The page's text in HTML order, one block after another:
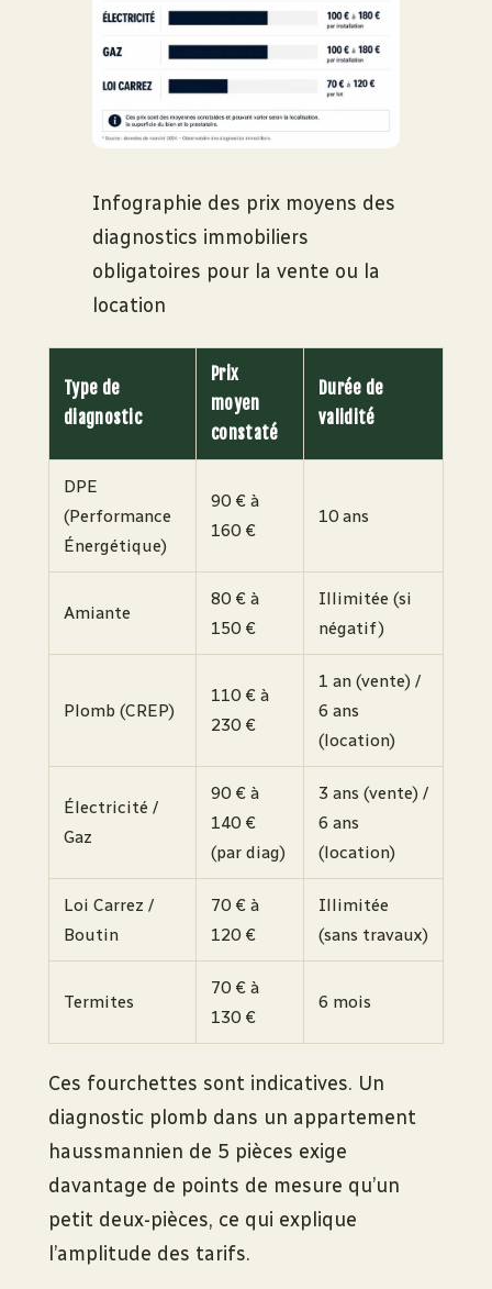
Infographie des prix moyens des
diagnostics immobiliers
obligatoires pour la vente ou la
location
Type de
diagnostic
Prix
moyen
constaté
Durée de
validité
DPE
(Performance
Énergétique)
90 € à
160 €
10 ans
Amiante
80 € à
150 €
Illimitée (si
négatif)
Plomb (CREP)
110 € à
230 €
1 an (vente) /
6 ans
(location)
Électricité /
Gaz
90 € à
140 €
(par diag)
3 ans (vente) /
6 ans
(location)
Loi Carrez /
Boutin
70 € à
120 €
Illimitée
(sans travaux)
Termites
70 € à
130 €
6 mois
Ces fourchettes sont indicatives. Un
diagnostic plomb dans un appartement
haussmannien de 5 pièces exige
davantage de points de mesure qu’un
petit deux-pièces, ce qui explique
l’amplitude des tarifs.